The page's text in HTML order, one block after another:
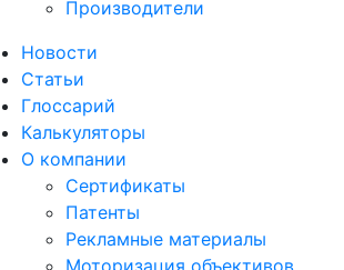
Производители
Новости
Статьи
Глоссарий
Калькуляторы
О компании
Сертификаты
Патенты
Рекламные материалы
Моторизация объективов